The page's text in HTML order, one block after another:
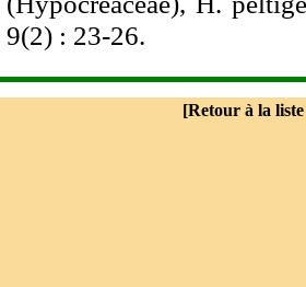
9(2) : 23-26.
[Retour à la liste